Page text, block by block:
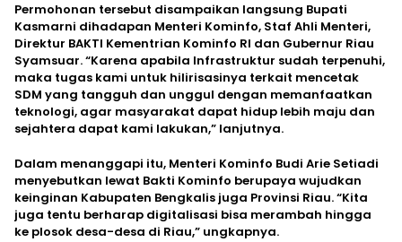
Permohonan tersebut disampaikan langsung Bupati
Kasmarni dihadapan Menteri Kominfo, Staf Ahli Menteri,
Direktur BAKTI Kementrian Kominfo RI dan Gubernur Riau
Syamsuar. “Karena apabila Infrastruktur sudah terpenuhi,
maka tugas kami untuk hilirisasinya terkait mencetak
SDM yang tangguh dan unggul dengan memanfaatkan
teknologi, agar masyarakat dapat hidup lebih maju dan
sejahtera dapat kami lakukan,” lanjutnya.
Dalam menanggapi itu, Menteri Kominfo Budi Arie Setiadi
menyebutkan lewat Bakti Kominfo berupaya wujudkan
keinginan Kabupaten Bengkalis juga Provinsi Riau. “Kita
juga tentu berharap digitalisasi bisa merambah hingga
ke plosok desa-desa di Riau,” ungkapnya.